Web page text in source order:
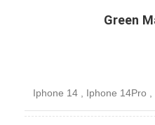
Iphone 14 Iphone 14Pro